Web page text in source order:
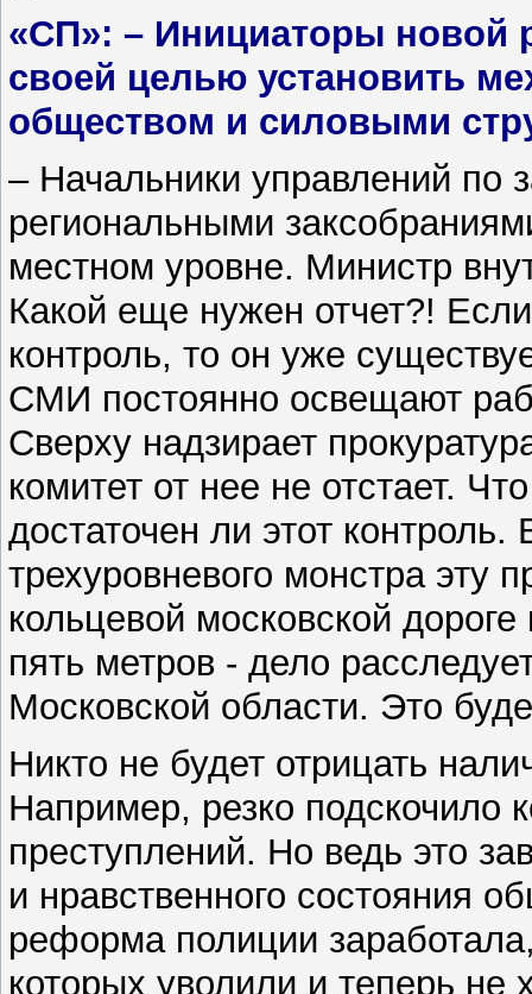
«СП»: – Инициаторы новой
своей целью установить
обществом и силовыми
– Начальники управлений по
региональными
местном уровне. Министр
Какой еще нужен отчет?!
контроль, то он уже
СМИ постоянно освещают
Сверху надзирает
комитет от нее не отстает.
достаточен ли этот
трехуровневого монстра эту
кольцевой московской
пять метров - дело
Московской области. Это
Никто не будет отрицать
Например, резко подскочило
преступлений. Но ведь это
и нравственного состояния
реформа полиции
которых уволили и теперь не